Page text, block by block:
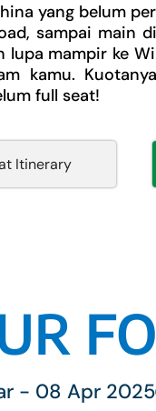
yang belum
sampai main
mampir ke
kamu.
full seat!
Itinerary
- 08 Apr 2025